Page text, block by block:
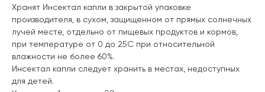
Хранят Инсектал капли в закрытой упаковке
производителя, в сухом, защищенном от прямых солнечных
лучей месте, отдельно от пищевых продуктов и кормов,
при температуре от 0 до 25С при относительной
влажности не более 60%.
Инсектал капли следует хранить в местах, недоступных
для детей.